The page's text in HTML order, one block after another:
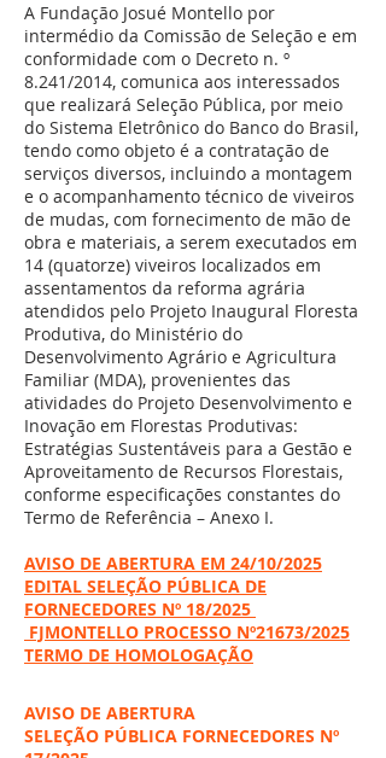
A Fundação Josué Montello por
intermédio da Comissão de Seleção e em
conformidade com o Decreto n. º
8.241/2014, comunica aos interessados
que realizará Seleção Pública, por meio
do Sistema Eletrônico do Banco do Brasil,
tendo como objeto é a contratação de
serviços diversos, incluindo a montagem
e o acompanhamento técnico de viveiros
de mudas, com fornecimento de mão de
obra e materiais, a serem executados em
14 (quatorze) viveiros localizados em
assentamentos da reforma agrária
atendidos pelo Projeto Inaugural Floresta
Produtiva, do Ministério do
Desenvolvimento Agrário e Agricultura
Familiar (MDA), provenientes das
atividades do Projeto Desenvolvimento e
Inovação em Florestas Produtivas:
Estratégias Sustentáveis para a Gestão e
Aproveitamento de Recursos Florestais,
conforme especificações constantes do
Termo de Referência – Anexo I.
AVISO DE ABERTURA EM 24/10/2025
EDITAL SELEÇÃO PÚBLICA DE
FORNECEDORES Nº 18/2025
FJMONTELLO PROCESSO Nº21673/2025
TERMO DE HOMOLOGAÇÃO
AVISO DE ABERTURA
SELEÇÃO PÚBLICA FORNECEDORES Nº